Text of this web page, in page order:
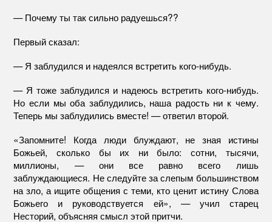
— Почему ты так сильно радуешься??
Первый сказал:
— Я заблудился и надеялся встретить кого-нибудь.
— Я тоже заблудился и надеюсь встретить кого-нибудь.
Но если мы оба заблудились, наша радость ни к чему.
Теперь мы заблудились вместе! — ответил второй.
«Запомните! Когда люди блуждают, не зная истины
Божьей, сколько бы их ни было: сотни, тысячи,
миллионы, — они все равно всего лишь
заблуждающиеся. Не следуйте за слепым большинством
на зло, а ищите общения с теми, кто ценит истину Слова
Божьего и руководствуется ей», — учил старец
Несторий, объясняя смысл этой притчи.